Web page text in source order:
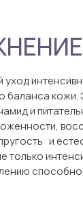
баланса
и
и
только